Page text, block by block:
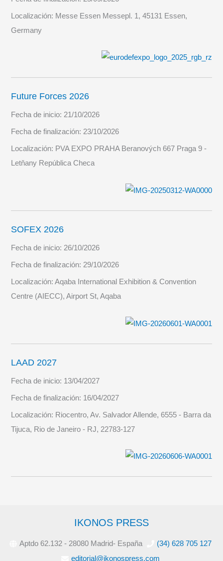
Localización: Messe Essen Messepl. 1, 45131 Essen,
Germany
Future Forces 2026
Fecha de inicio:21/10/2026
Fecha de finalización:23/10/2026
Localización: PVA EXPO PRAHA Beranových 667 Praga 9 -
Letňany República Checa
SOFEX 2026
Fecha de inicio: 26/10/2026
Fecha de finalización: 29/10/2026
Localización:Aqaba International Exhibition & Convention
Centre (AIECC), Airport St, Aqaba
LAAD 2027
Fecha de inicio: 13/04/2027
Fecha de finalización: 16/04/2027
Localización: Riocentro, Av. Salvador Allende, 6555 - Barra da
Tijuca, Rio de Janeiro - RJ, 22783-127
IKONOS PRESS
Aptdo 62.132 - 28080 Madrid- España
(34) 628 705 127
editorial@ikonospress.com